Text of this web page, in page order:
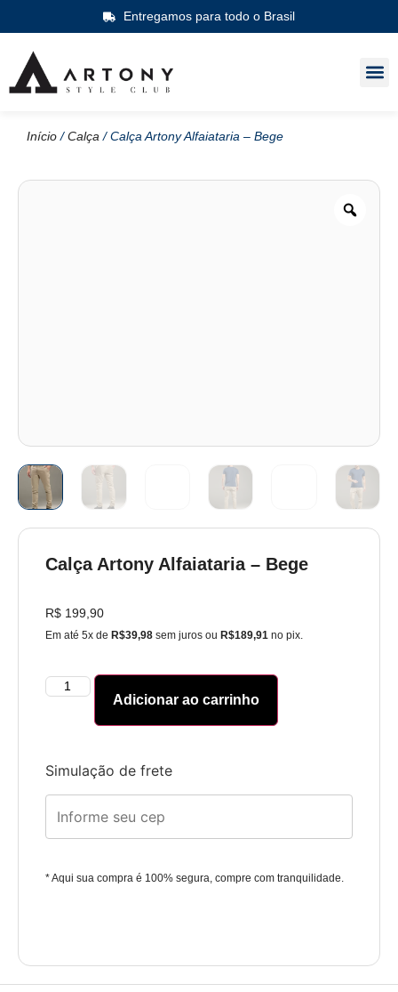
Entregamos para todo o Brasil
Início/Calça / Calça Artony Alfaiataria – Bege
Calça Artony Alfaiataria – Bege
R$ 199,90
Em até 5x de R$39,98 sem juros ou R$189,91 no pix.
Adicionar ao carrinho
Simulação de frete
* Aqui sua compra é 100% segura, compre com tranquilidade.